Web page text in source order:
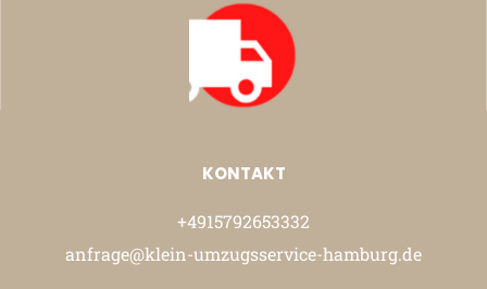
KONTAKT
+4915792653332
anfrage@klein-umzugsservice-hamburg.de